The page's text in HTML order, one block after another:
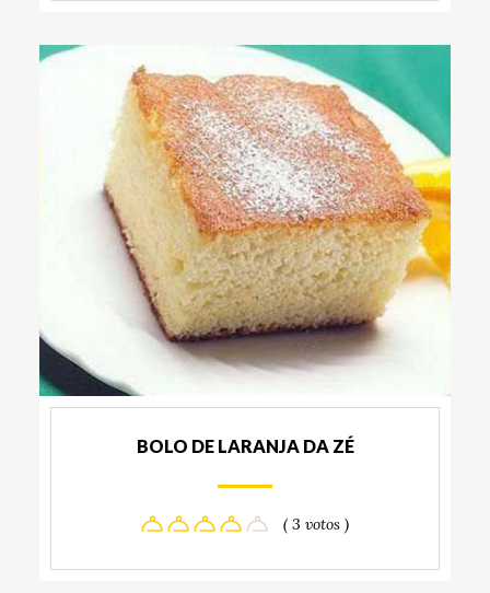
BOLO DE LARANJA DA ZÉ
( 3 votos )